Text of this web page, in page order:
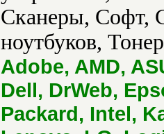
Сканеры, Софт,
ноутбуков,
Adobe, AMD,
Dell, DrWeb,
Packard, Intel,